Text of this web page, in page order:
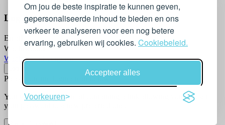
Om jou de beste inspiratie te kunnen geven,
gepersonaliseerde inhoud te bieden en ons
verkeer te analyseren voor een nog betere
ervaring, gebruiken wij cookies. Cookiebeleid.
Accepteer alles
Voorkeuren
Log In
Email
Wachtwoord
Wachtwoord vergeten?
Please confirm login email below
You will receive an email containing a link allowing you to reset
your password to a new preferred one.